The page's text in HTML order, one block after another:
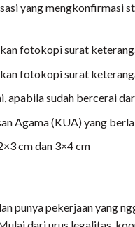
yang mengkonfirmasi
fotokopi surat
fotokopi surat
apabila sudah bercerai
Agama (KUA) yang
cm dan 3×4 cm
punya pekerjaan yang